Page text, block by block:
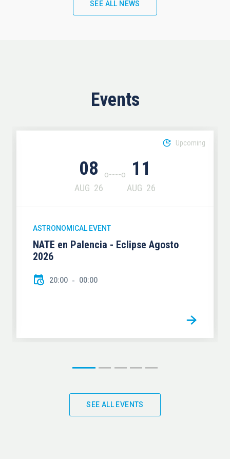
SEE ALL NEWS
Events
08
AUG 26
11
AUG 26
Upcoming
ASTRONOMICAL EVENT
NATE en Palencia - Eclipse Agosto
2026
20:00 00:00
SEE ALL EVENTS